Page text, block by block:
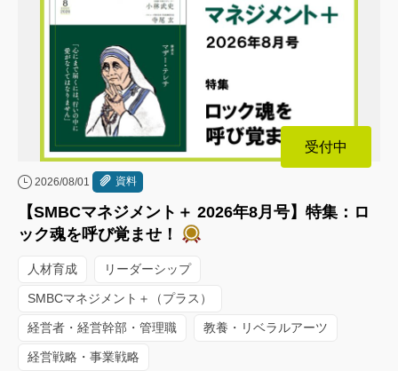
受付中
2026/08/01 資料
【SMBCマネジメント＋ 2026年8月号】特集：ロ
ック魂を呼び覚ませ！
人材育成 リーダーシップ
SMBCマネジメント＋（プラス）
経営者・経営幹部・管理職 教養・リベラルアーツ
経営戦略・事業戦略